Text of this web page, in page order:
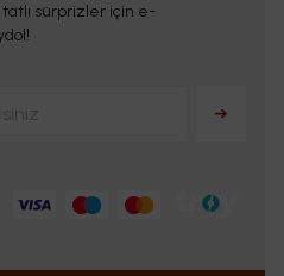
sürprizler için e-
➔